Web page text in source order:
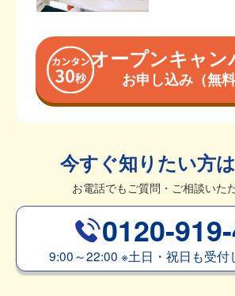
オープンキャン
お申し込み（無料
今すぐ知りたい方
お電話でもご質問・ご相談いた
0120-
9:00～22:00 ※土日・祝日も受付